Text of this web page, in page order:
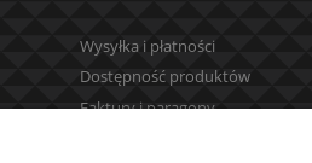
Wysyłka i płatności
Dostępność produktów
Faktury i paragony